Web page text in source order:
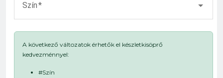
Szín
A következő változatok érhetők el készletkisöprő
kedvezménnyel:
#Szín